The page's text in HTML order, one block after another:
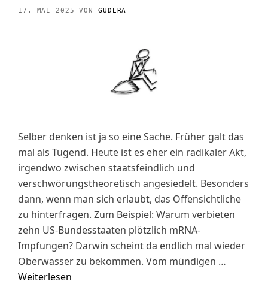
17. MAI 2025 VON GUDERA
Selber denken ist ja so eine Sache. Früher galt das
mal als Tugend. Heute ist es eher ein radikaler Akt,
irgendwo zwischen staatsfeindlich und
verschwörungstheoretisch angesiedelt. Besonders
dann, wenn man sich erlaubt, das Offensichtliche
zu hinterfragen. Zum Beispiel: Warum verbieten
zehn US-Bundesstaaten plötzlich mRNA-
Impfungen? Darwin scheint da endlich mal wieder
Oberwasser zu bekommen. Vom mündigen …
Weiterlesen